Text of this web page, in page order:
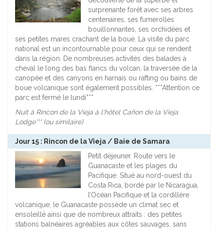
surprenante forêt avec ses arbres
centenaires, ses fumerolles
bouillonnantes, ses orchidées et
ses petites mares crachant de la boue. La visite du parc
national est un incontournable pour ceux qui se rendent
dans la région. De nombreuses activités des balades à
cheval le long des bas flancs du volcan, la traversée de la
canopée et des canyons en harnais ou rafting ou bains de
boue volcanique sont également possibles. ***Attention ce
parc est fermé le lundi***
Nuit à Rincon de la Vieja à l'hôtel Cañon de la Vieja
Lodge*** (ou similaire)
Jour 15 : Rincon de la Vieja / Baie de Samara
Petit déjeuner. Route vers le
Guanacaste et les plages du
Pacifique. Situé au nord-ouest du
Costa Rica, bordé par le Nicaragua,
l’Océan Pacifique et la cordillère
volcanique, le Guanacaste possède un climat sec et
ensoleillé ainsi que de nombreux attraits : des petites
stations balnéaires agréables aux côtes sauvages, sans